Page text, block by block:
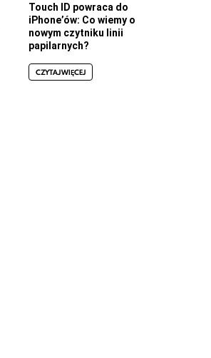
Touch ID powraca do
iPhone’ów: Co wiemy o
nowym czytniku linii
papilarnych?
CZYTAJ WIĘCEJ